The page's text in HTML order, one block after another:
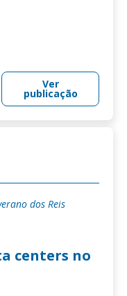
Ver
publicação
dos Reis
centers no